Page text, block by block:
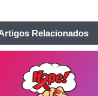
Relacionados